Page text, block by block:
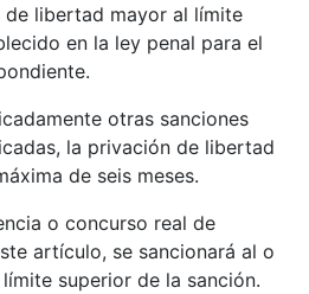
libertad mayor al límite
en la ley penal para el
otras sanciones
la privación de libertad
de seis meses.
o concurso real de
artículo, se sancionará al o
superior de la sanción.